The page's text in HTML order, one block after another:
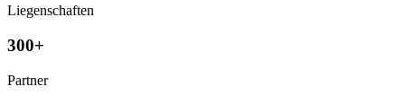
Liegenschaften
300+
Partner